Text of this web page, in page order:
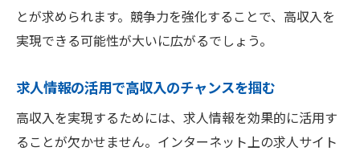
とが求められます。競争力を強化することで、高収入を
実現できる可能性が大いに広がるでしょう。
求人情報の活用で高収入のチャンスを掴む
高収入を実現するためには、求人情報を効果的に活用す
ることが欠かせません。インターネット上の求人サイト